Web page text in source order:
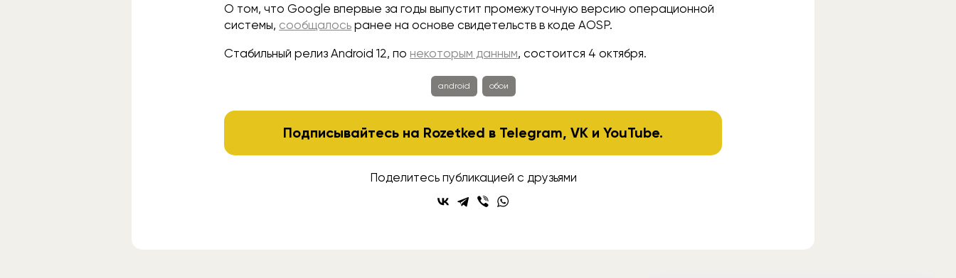
О том, что Google впервые за годы выпустит промежуточную версию операционной
системы, сообщалось ранее на основе свидетельств в коде AOSP.
Стабильный релиз Android 12, по некоторым данным, состоится 4 октября.
android обои
Подписывайтесь на Rozetked в Telegram,VK иYouTube.
Поделитесь публикацией с друзьями